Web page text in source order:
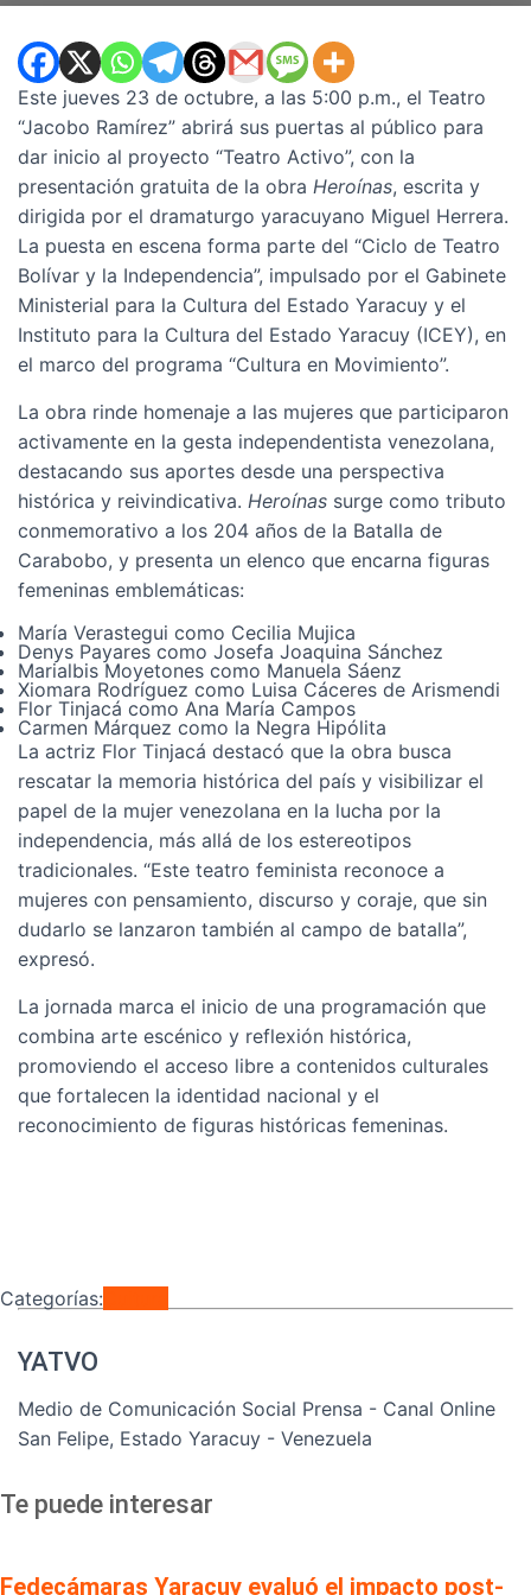
Este jueves 23 de octubre, a las 5:00 p.m., el Teatro
“Jacobo Ramírez” abrirá sus puertas al público para
dar inicio al proyecto “Teatro Activo”, con la
presentación gratuita de la obra Heroínas, escrita y
dirigida por el dramaturgo yaracuyano Miguel Herrera.
La puesta en escena forma parte del “Ciclo de Teatro
Bolívar y la Independencia”, impulsado por el Gabinete
Ministerial para la Cultura del Estado Yaracuy y el
Instituto para la Cultura del Estado Yaracuy (ICEY), en
el marco del programa “Cultura en Movimiento”.
La obra rinde homenaje a las mujeres que participaron
activamente en la gesta independentista venezolana,
destacando sus aportes desde una perspectiva
histórica y reivindicativa. Heroínas surge como tributo
conmemorativo a los 204 años de la Batalla de
Carabobo, y presenta un elenco que encarna figuras
femeninas emblemáticas:
María Verastegui como Cecilia Mujica
Denys Payares como Josefa Joaquina Sánchez
Marialbis Moyetones como Manuela Sáenz
Xiomara Rodríguez como Luisa Cáceres de Arismendi
Flor Tinjacá como Ana María Campos
Carmen Márquez como la Negra Hipólita
La actriz Flor Tinjacá destacó que la obra busca
rescatar la memoria histórica del país y visibilizar el
papel de la mujer venezolana en la lucha por la
independencia, más allá de los estereotipos
tradicionales. “Este teatro feminista reconoce a
mujeres con pensamiento, discurso y coraje, que sin
dudarlo se lanzaron también al campo de batalla”,
expresó.
La jornada marca el inicio de una programación que
combina arte escénico y reflexión histórica,
promoviendo el acceso libre a contenidos culturales
que fortalecen la identidad nacional y el
reconocimiento de figuras históricas femeninas.
Categorías:
YATVO
Medio de Comunicación Social Prensa - Canal Online
San Felipe, Estado Yaracuy - Venezuela
Te puede interesar
Fedecámaras Yaracuy evaluó el impacto post-